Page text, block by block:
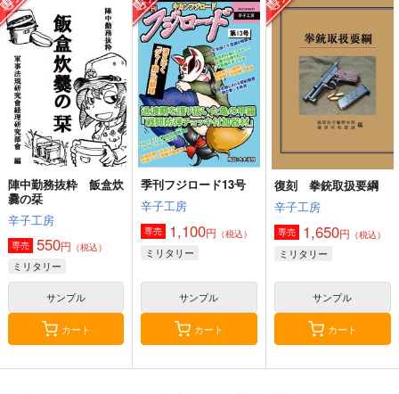
戦艦の砲台 ～海から
陸へ！レーザー測量で
蘇る巨大地下空間・壱
岐要塞の全貌
さざなみ壊変
1,320 円（税込）
ミリタリー
赤城
加賀
サンプル
カート
世界の沿岸砲台・マル
タ編Vol.3
芬蘭堂
2,500円（税込）
ミリタリー ドイツ
サンプル
大型航空母艦建造計
烈風改
1,999円（税込）
ミリタリー
大鳳
陣中勤務抜粋 飯盒炊
爨の栞
辛子工房
専売 550円 （税込）
ミリタリー
サンプル
カート
季刊フジロード13号
辛子工房
専売 1,100円 （税込）
ミリタリー
サンプル
カート
復刻 拳銃取扱要綱
辛子工房
専売 1,650円 （税込）
ミリタリー
サンプル
カート